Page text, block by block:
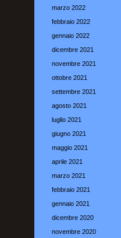
marzo 2022
febbraio 2022
gennaio 2022
dicembre 2021
novembre 2021
ottobre 2021
settembre 2021
agosto 2021
luglio 2021
giugno 2021
maggio 2021
aprile 2021
marzo 2021
febbraio 2021
gennaio 2021
dicembre 2020
novembre 2020